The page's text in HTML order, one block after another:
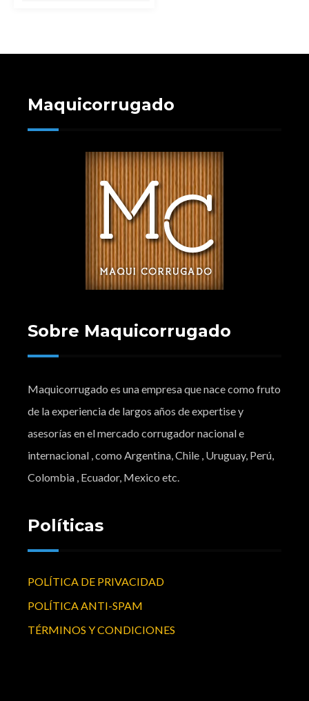
Maquicorrugado
Sobre Maquicorrugado
Maquicorrugado es una empresa que nace como fruto
de la experiencia de largos años de expertise y
asesorías en el mercado corrugador nacional e
internacional , como Argentina, Chile , Uruguay, Perú,
Colombia , Ecuador, Mexico etc.
Políticas
POLÍTICA DE PRIVACIDAD
POLÍTICA ANTI-SPAM
TÉRMINOS Y CONDICIONES